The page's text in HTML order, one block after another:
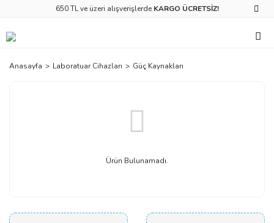
650 TL ve üzeri alışverişlerde KARGO ÜCRETSİZ!
Anasayfa Laboratuar Cihazları Güç Kaynakları
Ürün Bulunamadı.